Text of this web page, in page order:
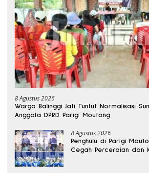
8 Agustus 2026
Warga Balinggi Jati Tuntut Normalisasi
Anggota DPRD Parigi Moutong
8 Agustus 2026
Penghulu di Parigi
Cegah Perceraian dan